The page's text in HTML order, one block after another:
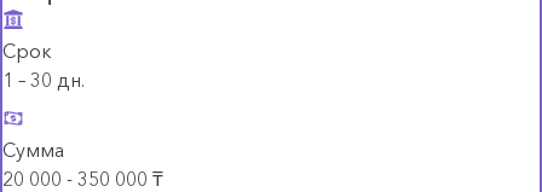
Срок
1 – 30 дн.
Сумма
20 000 - 350 000 ₸